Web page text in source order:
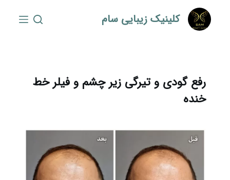
کلینیک زیبایی سام
رفع گودی و تیرگی زیر چشم و فیلر خط
خنده